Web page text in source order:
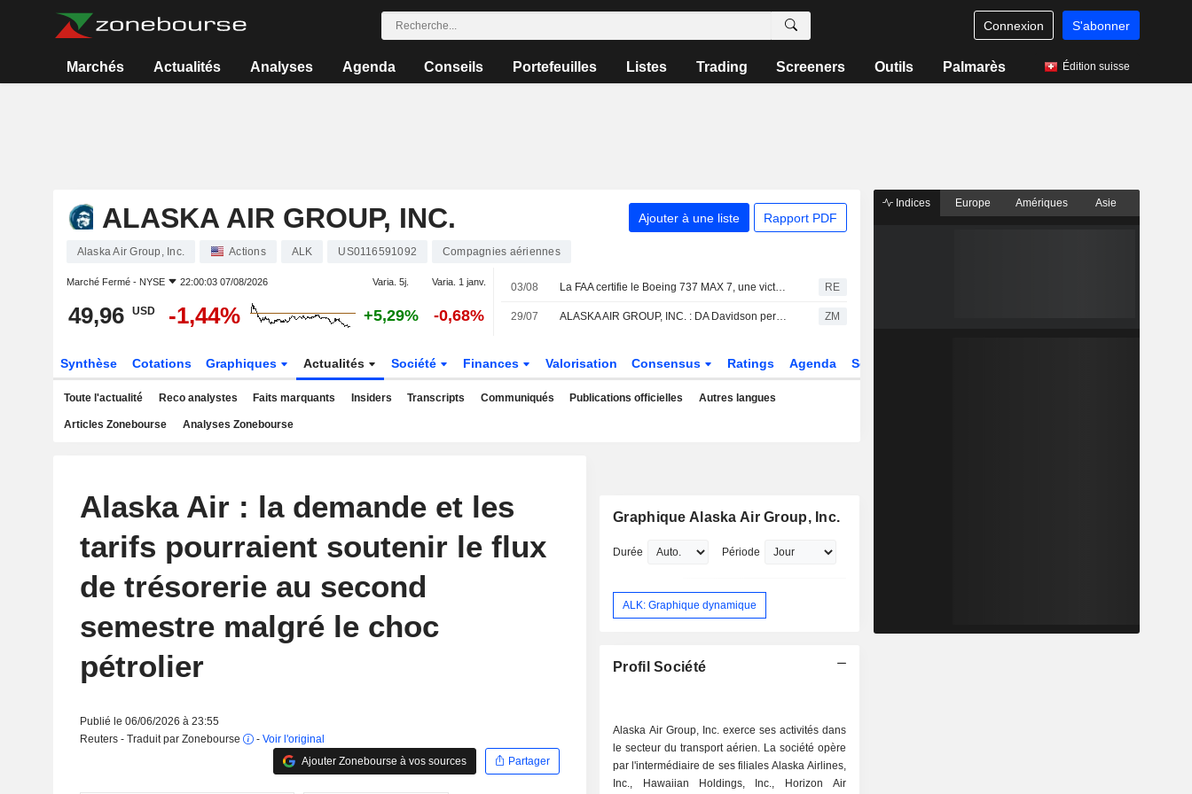
Connexion S'abonner
Marchés Actualités Analyses Agenda Conseils Portefeuilles Listes Trading Screeners Outils Palmarès Édition suisse
ALASKA AIR GROUP, INC. Ajouter à une liste Rapport PDF
Alaska Air Group, Inc. Actions ALK US0116591092 Compagnies aériennes
Marché Fermé - NYSE 22:00:03 07/08/2026 Varia. 5j. Varia. 1 janv.
49,96 USD -1,44% +5,29% -0,68%
03/08 La FAA certifie le Boeing 737 MAX 7, une victoire pour l'avionneur américain RE
29/07 ALASKA AIR GROUP, INC. : DA Davidson persiste à l'achat ZM
Synthèse Cotations Graphiques Actualités Société Finances Valorisation Consensus Ratings Agenda Secteur
Toute l'actualité Reco analystes Faits marquants Insiders Transcripts Communiqués Publications officielles Autres langues
Articles Zonebourse Analyses Zonebourse
Alaska Air : la demande et les
tarifs pourraient soutenir le flux
de trésorerie au second
semestre malgré le choc
pétrolier
Publié le 06/06/2026 à 23:55
Reuters - Traduit par Zonebourse
- Voir l'original
Ajouter Zonebourse à vos sources
Partager
Graphique Alaska Air Group, Inc.
Durée Période
ALK: Graphique dynamique
Profil Société
Alaska Air Group, Inc. exerce ses activités dans
le secteur du transport aérien. La société opère
par l'intermédiaire de ses filiales Alaska Airlines,
Inc., Hawaiian Holdings, Inc., Horizon Air
Indices Europe Amériques Asie